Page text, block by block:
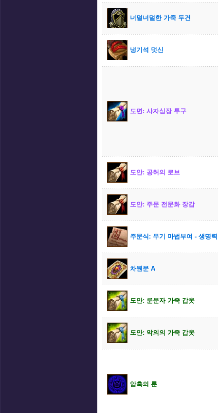
너덜너덜한 가죽 두건
냉기석 덧신
도면: 사자심장 투구
도안: 공허의 로브
도안: 주문 전문화 장갑
주문식: 무기 마법부여 - 생명
차원문 A
도안: 룬문자 가죽 갑옷
도안: 악의의 가죽 갑옷
암흑의 룬